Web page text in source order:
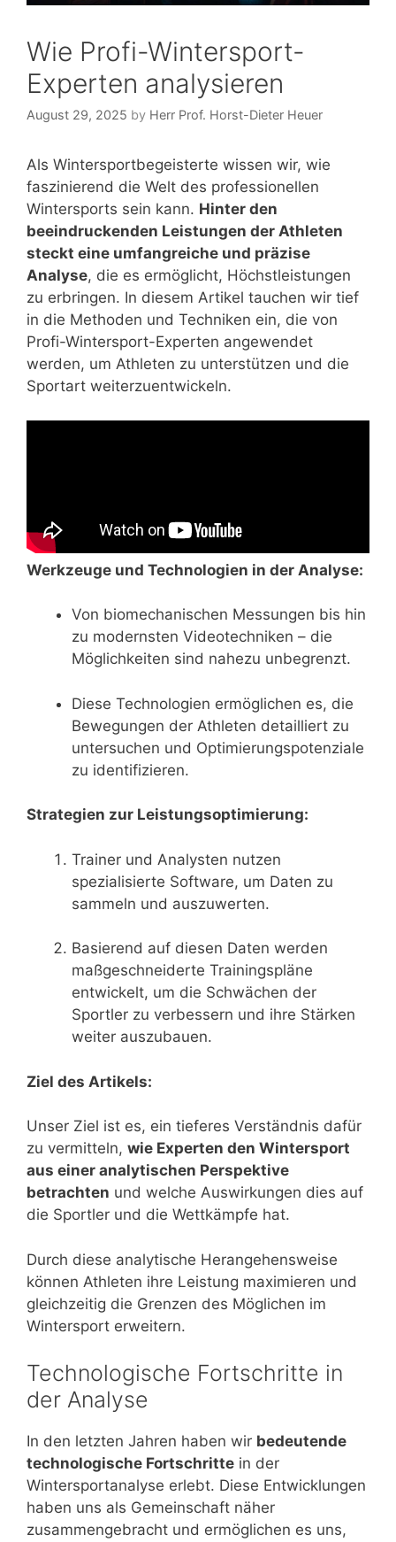
Wie Profi-Wintersport-
Experten analysieren
August 29, 2025 by Herr Prof. Horst-Dieter Heuer
Als Wintersportbegeisterte wissen wir, wie
faszinierend die Welt des professionellen
Wintersports sein kann. Hinter den
beeindruckenden Leistungen der Athleten
steckt eine umfangreiche und präzise
Analyse, die es ermöglicht, Höchstleistungen
zu erbringen. In diesem Artikel tauchen wir tief
in die Methoden und Techniken ein, die von
Profi-Wintersport-Experten angewendet
werden, um Athleten zu unterstützen und die
Sportart weiterzuentwickeln.
Werkzeuge und Technologien in der Analyse:
Von biomechanischen Messungen bis hin
zu modernsten Videotechniken – die
Möglichkeiten sind nahezu unbegrenzt.
Diese Technologien ermöglichen es, die
Bewegungen der Athleten detailliert zu
untersuchen und Optimierungspotenziale
zu identifizieren.
Strategien zur Leistungsoptimierung:
Trainer und Analysten nutzen
spezialisierte Software, um Daten zu
sammeln und auszuwerten.
Basierend auf diesen Daten werden
maßgeschneiderte Trainingspläne
entwickelt, um die Schwächen der
Sportler zu verbessern und ihre Stärken
weiter auszubauen.
Ziel des Artikels:
Unser Ziel ist es, ein tieferes Verständnis dafür
zu vermitteln, wie Experten den Wintersport
aus einer analytischen Perspektive
betrachten und welche Auswirkungen dies auf
die Sportler und die Wettkämpfe hat.
Durch diese analytische Herangehensweise
können Athleten ihre Leistung maximieren und
gleichzeitig die Grenzen des Möglichen im
Wintersport erweitern.
Technologische Fortschritte in
der Analyse
In den letzten Jahren haben wir bedeutende
technologische Fortschritte in der
Wintersportanalyse erlebt. Diese Entwicklungen
haben uns als Gemeinschaft näher
zusammengebracht und ermöglichen es uns,